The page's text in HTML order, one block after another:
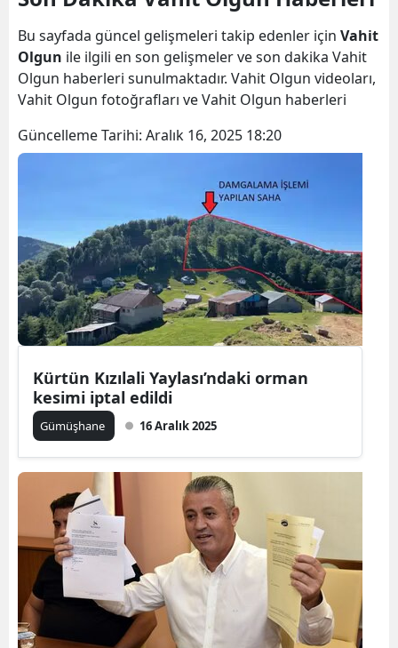
Bingöl
Bitlis
Bolu
Bursa
Çanakkale
Çankırı
Çorum
Denizli
Diyarbakır
Elazığ
Erzincan
Erzurum
Eskişehir
Gaziantep
Giresun
Bu sayfada güncel gelişmeleri takip edenler için Vahit
Olgun ile ilgili en son gelişmeler ve son dakika Vahit
Olgun haberleri sunulmaktadır. Vahit Olgun videoları,
Vahit Olgun fotoğrafları ve Vahit Olgun haberleri
Güncelleme Tarihi: Aralık 16, 2025 18:20
Kürtün Kızılali Yaylası’ndaki orman
kesimi iptal edildi
Gümüşhane 16 Aralık 2025